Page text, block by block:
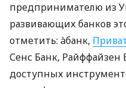
предпринимателю из
развивающих банков
отметить: àбанк,
Сенс Банк, Райффайзен
доступных